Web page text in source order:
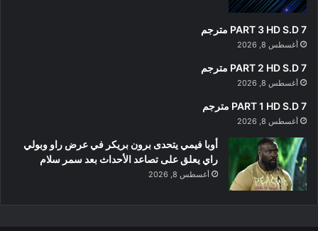
PART 3 HD S.D 7 مترجم
أغسطس 8, 2026
PART 2 HD S.D 7 مترجم
أغسطس 8, 2026
PART 1 HD S.D 7 مترجم
أغسطس 8, 2026
أوبا فيمي يتحدى برون بريكر في عرض راو وبولي
راي يعلق على تصاعد الأحداث بعد سمر سلام
أغسطس 8, 2026